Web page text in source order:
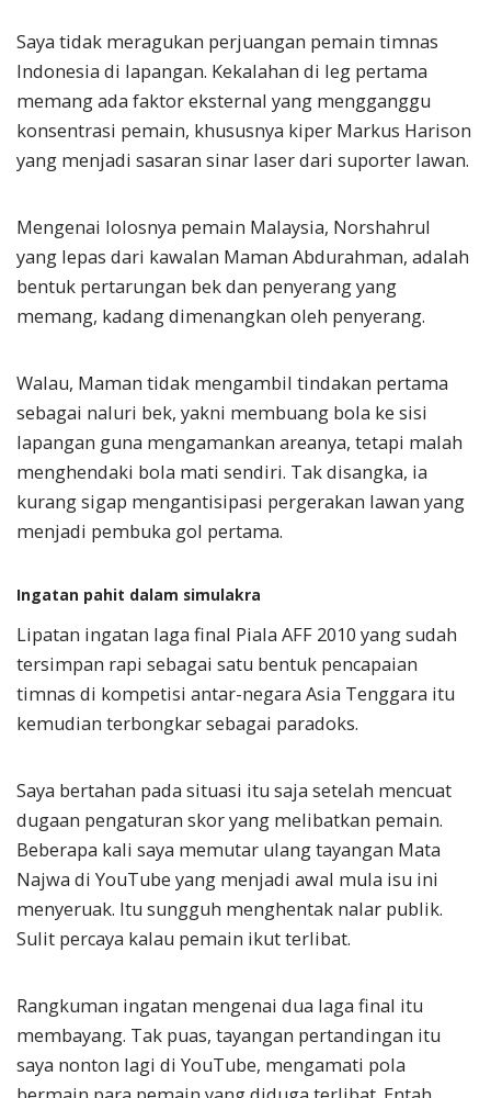
Saya tidak meragukan perjuangan pemain timnas
Indonesia di lapangan. Kekalahan di leg pertama
memang ada faktor eksternal yang mengganggu
konsentrasi pemain, khususnya kiper Markus Harison
yang menjadi sasaran sinar laser dari suporter lawan.
Mengenai lolosnya pemain Malaysia, Norshahrul
yang lepas dari kawalan Maman Abdurahman, adalah
bentuk pertarungan bek dan penyerang yang
memang, kadang dimenangkan oleh penyerang.
Walau, Maman tidak mengambil tindakan pertama
sebagai naluri bek, yakni membuang bola ke sisi
lapangan guna mengamankan areanya, tetapi malah
menghendaki bola mati sendiri. Tak disangka, ia
kurang sigap mengantisipasi pergerakan lawan yang
menjadi pembuka gol pertama.
Ingatan pahit dalam simulakra
Lipatan ingatan laga final Piala AFF 2010 yang sudah
tersimpan rapi sebagai satu bentuk pencapaian
timnas di kompetisi antar-negara Asia Tenggara itu
kemudian terbongkar sebagai paradoks.
Saya bertahan pada situasi itu saja setelah mencuat
dugaan pengaturan skor yang melibatkan pemain.
Beberapa kali saya memutar ulang tayangan Mata
Najwa di YouTube yang menjadi awal mula isu ini
menyeruak. Itu sungguh menghentak nalar publik.
Sulit percaya kalau pemain ikut terlibat.
Rangkuman ingatan mengenai dua laga final itu
membayang. Tak puas, tayangan pertandingan itu
saya nonton lagi di YouTube, mengamati pola